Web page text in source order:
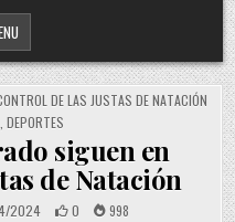
DE LAS JUSTAS DE NATACIÓN
DEPORTES
siguen en
de Natación
2024 0 998